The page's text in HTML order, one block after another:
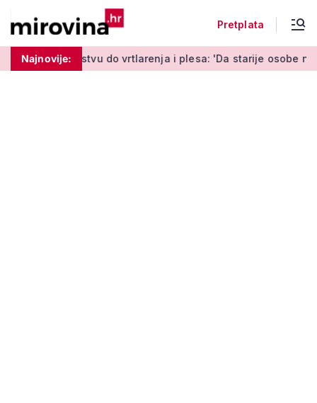
Pretplata
Najnovije:
do vrtlarenja i plesa: 'Da starije osobe ne ostavimo same'